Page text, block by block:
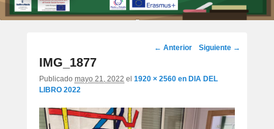
Navegación
← Anterior Siguiente →
IMG_1877
Publicado mayo 21, 2022 el 1920 × 2560 en DIA DEL
LIBRO 2022